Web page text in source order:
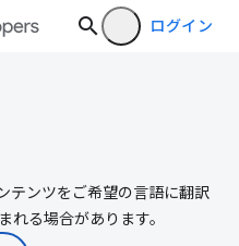
ログイン
テンツをご希望の言語に翻訳
れる場合があります。